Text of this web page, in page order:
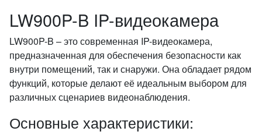
LW900P-B IP-видеокамера
LW900P-B – это современная IP-видеокамера,
предназначенная для обеспечения безопасности как
внутри помещений, так и снаружи. Она обладает рядом
функций, которые делают её идеальным выбором для
различных сценариев видеонаблюдения.
Основные характеристики: